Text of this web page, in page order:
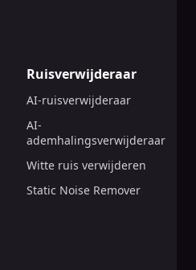
Ruisverwijderaar
AI-ruisverwijderaar
AI-
ademhalingsverwijderaar
Witte ruis verwijderen
Static Noise Remover